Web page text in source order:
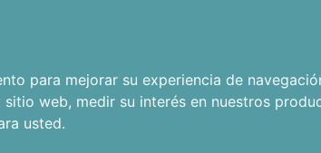
para mejorar su experiencia de
sitio web, medir su interés en nuestros
usted.